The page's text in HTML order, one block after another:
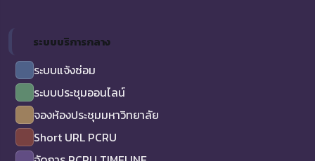
ระบบบริการกลาง
ระบบแจ้งซ่อม
ระบบประชุมออนไลน์
จองห้องประชุมมหาวิทยาลัย
Short URL PCRU